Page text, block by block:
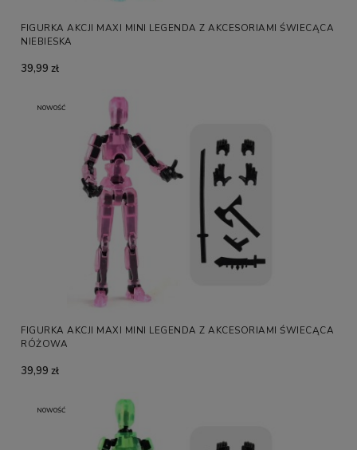
FIGURKA AKCJI MAXI MINI LEGENDA Z AKCESORIAMI ŚWIECĄCA
NIEBIESKA
39,99 zł
FIGURKA AKCJI MAXI MINI LEGENDA Z AKCESORIAMI ŚWIECĄCA
RÓŻOWA
39,99 zł
NOWOŚĆ
NOWOŚĆ